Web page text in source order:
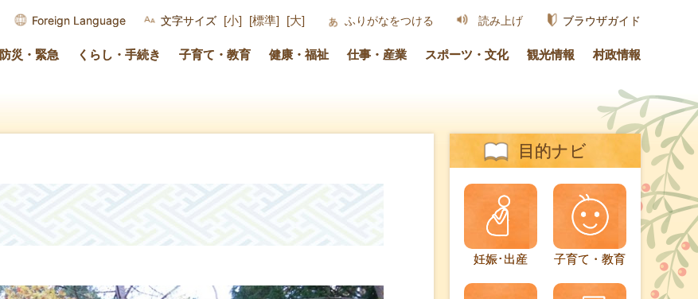
Foreign Language 文字サイズ [小] [標準] [大] ふりがなをつける 読み上げ ブラウザガイド
防災・緊急 くらし・手続き 子育て・教育 健康・福祉 仕事・産業 スポーツ・文化 観光情報 村政情報
目的ナビ
妊娠･出産 子育て・教育